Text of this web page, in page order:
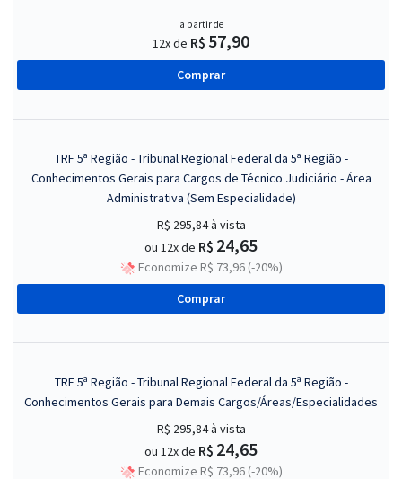
a partir de
12x de R$ 57,90
Comprar
TRF 5ª Região - Tribunal Regional Federal da 5ª Região -
Conhecimentos Gerais para Cargos de Técnico Judiciário - Área
Administrativa (Sem Especialidade)
R$ 295,84à vista
ou 12x de R$ 24,65
Economize R$ 73,96 (-20%)
Comprar
TRF 5ª Região - Tribunal Regional Federal da 5ª Região -
Conhecimentos Gerais para Demais Cargos/Áreas/Especialidades
R$ 295,84à vista
ou 12x de R$ 24,65
Economize R$ 73,96 (-20%)